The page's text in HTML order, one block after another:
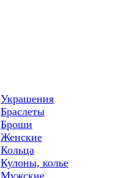
Украшения
Браслеты
Броши
Женские
Кольца
Кулоны, колье
Мужские